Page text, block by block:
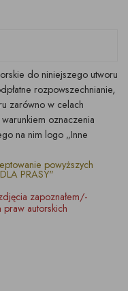
do niniejszego utworu
rozpowszechnianie,
zarówno w celach
oznaczenia
na nim logo „Inne
powyższych
PRASY"
zapoznałem/-
praw autorskich